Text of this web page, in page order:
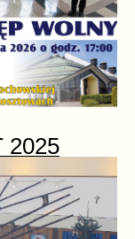
2025